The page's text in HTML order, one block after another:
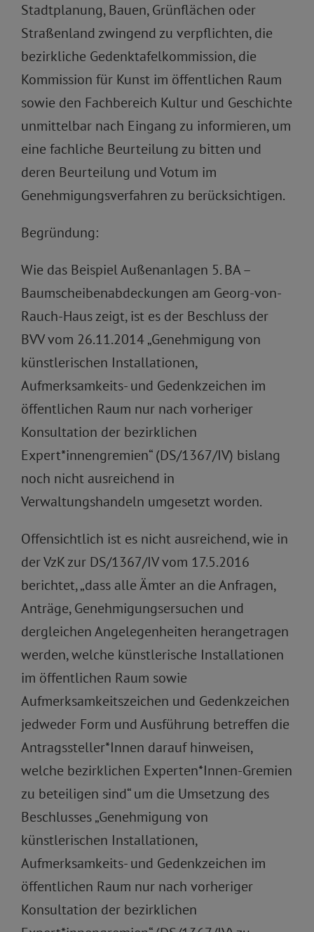
Stadtplanung, Bauen, Grünflächen oder
Straßenland zwingend zu verpflichten, die
bezirkliche Gedenktafelkommission, die
Kommission für Kunst im öffentlichen Raum
sowie den Fachbereich Kultur und Geschichte
unmittelbar nach Eingang zu informieren, um
eine fachliche Beurteilung zu bitten und
deren Beurteilung und Votum im
Genehmigungsverfahren zu berücksichtigen.
Begründung:
Wie das Beispiel Außenanlagen 5. BA –
Baumscheibenabdeckungen am Georg-von-
Rauch-Haus zeigt, ist es der Beschluss der
BVV vom 26.11.2014 „Genehmigung von
künstlerischen Installationen,
Aufmerksamkeits- und Gedenkzeichen im
öffentlichen Raum nur nach vorheriger
Konsultation der bezirklichen
Expert*innengremien“ (DS/1367/IV) bislang
noch nicht ausreichend in
Verwaltungshandeln umgesetzt worden.
Offensichtlich ist es nicht ausreichend, wie in
der VzK zur DS/1367/IV vom 17.5.2016
berichtet, „dass alle Ämter an die Anfragen,
Anträge, Genehmigungsersuchen und
dergleichen Angelegenheiten herangetragen
werden, welche künstlerische Installationen
im öffentlichen Raum sowie
Aufmerksamkeitszeichen und Gedenkzeichen
jedweder Form und Ausführung betreffen die
Antragssteller*Innen darauf hinweisen,
welche bezirklichen Experten*Innen-Gremien
zu beteiligen sind“ um die Umsetzung des
Beschlusses „Genehmigung von
künstlerischen Installationen,
Aufmerksamkeits- und Gedenkzeichen im
öffentlichen Raum nur nach vorheriger
Konsultation der bezirklichen